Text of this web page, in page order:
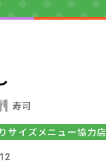
寿司
サイズメニュー協力店